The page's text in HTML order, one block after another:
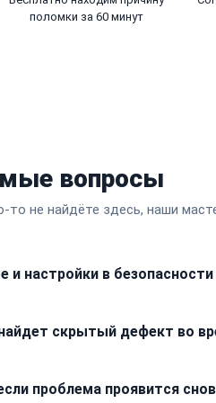
поломки за 60 минут
вопросы
не найдёте здесь, наши
и настройки в
манипуляций с системным
скрытый дефект во
работам и не увеличиваем
проблема проявится